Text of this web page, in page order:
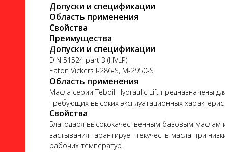
Допуски и спецификации
Область применения
Свойства
Преимущества
Допуски и спецификации
DIN 51524 part 3 (HVLP)
Eaton Vickers I-286-S, M-2950-S
Область применения
Масла серии Teboil Hydraulic Lift предназначены
требующих высоких эксплуатационных
Свойства
Благодаря высококачественным базовым маслам
застывания гарантирует текучесть масла при
рабочих температур.